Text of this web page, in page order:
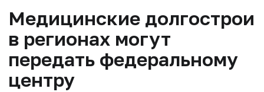
Медицинские долгострои
в регионах могут
передать федеральному
центру